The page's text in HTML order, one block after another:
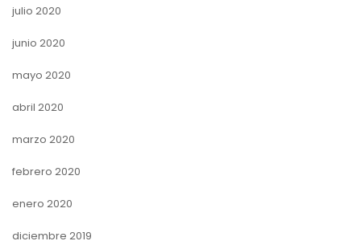
julio 2020
junio 2020
mayo 2020
abril 2020
marzo 2020
febrero 2020
enero 2020
diciembre 2019